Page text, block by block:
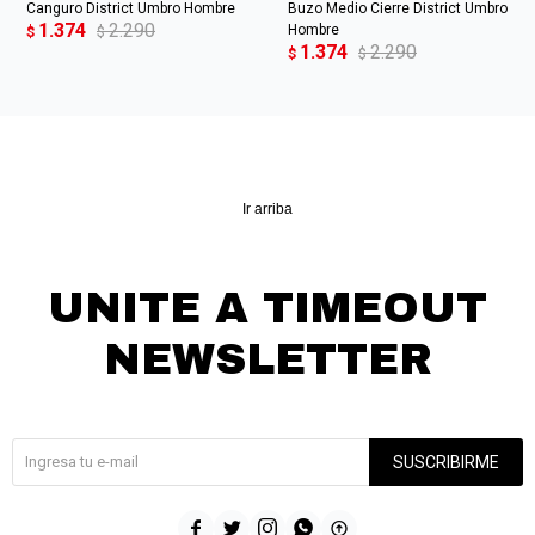
Canguro District Umbro Hombre
$ 1.374 $ 2.290
Buzo Medio Cierre District Umbro
Hombre
$ 1.374 $ 2.290
Ir arriba
UNITE A TIMEOUT
NEWSLETTER
SUSCRIBIRME
    